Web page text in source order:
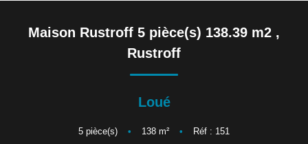
VENTE
LOCATION
ESTIMATION
Maison Rustroff 5 pièce(s) 138.39 m2 ,
Rustroff
Loué
5 pièce(s) • 138 m² • Réf : 151